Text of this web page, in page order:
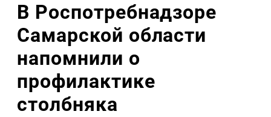
В Роспотребнадзоре
Самарской области
напомнили о
профилактике
столбняка